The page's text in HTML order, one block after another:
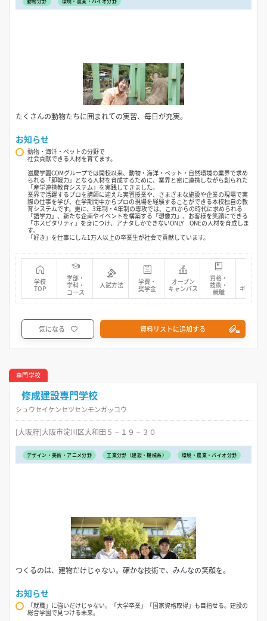
たくさんの動物たちに囲まれての実習、毎日が充実。
お知らせ
動物・海洋・ペットの分野で
社会貢献できる人材を育てます。
滋慶学園COMグループでは開校以来、動物・海洋・ペット・自然環境の業界で求め
られる「即戦力」となる人材を育成するために、業界と密に連携しながら創られた
「産学連携教育システム」を実践してきました。
業界で活躍するプロを講師に迎えた実習授業や、さまざまな施設や企業の現場で実
際の仕事を学び、在学期間中からプロの現場を経験することができる本校独自の教
育システムです。更に、3年制・4年制の専攻では、これからの時代に求められる
「語学力」、新たな企画やイベントを構築する「想像力」、お客様を笑顔にできる
「ホスピタリティ」を身につけ、アナタしかできないONLY ONEの人材を育成しま
す。
「好き」を仕事にした1万人以上の卒業生が社会で貢献しています。
学校
TOP
学部・
学科・
コース
入試方法
学費・
奨学金
オープン
キャンパス
資格・
技術・
就職
フォト
ギャラリ
気になる 資料リストに追加する
専門学校
修成建設専門学校
シュウセイケンセツセンモンガッコウ
[大阪府]大阪市淀川区大和田５－１９－３０
デザイン・美術・アニメ分野 工業分野（建設・機械系） 環境・農業・バイオ分野
つくるのは、建物だけじゃない。確かな技術で、みんなの笑顔を。
お知らせ
「就職」に強いだけじゃない。「大学卒業」「国家資格取得」も目指せる。建設の
総合学園で見つける未来。